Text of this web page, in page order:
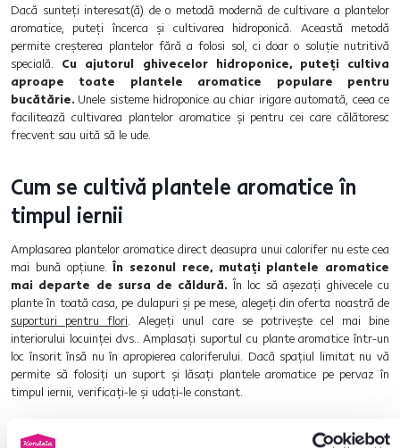
Dacă sunteți interesat(ă) de o metodă modernă de cultivare a plantelor
aromatice, puteți încerca și cultivarea hidroponică. Această metodă
permite creșterea plantelor fără a folosi sol, ci doar o soluție nutritivă
specială. Cu ajutorul ghivecelor hidroponice, puteți cultiva
aproape toate plantele aromatice populare pentru
bucătărie. Unele sisteme hidroponice au chiar irigare automată, ceea ce
facilitează cultivarea plantelor aromatice și pentru cei care călătoresc
frecvent sau uită să le ude.
Cum se cultivă plantele aromatice în
timpul iernii
Amplasarea plantelor aromatice direct deasupra unui calorifer nu este cea
mai bună opțiune.În sezonul rece, mutați plantele aromatice
mai departe de sursa de căldură.În loc să așezați ghivecele cu
plante în toată casa, pe dulapuri și pe mese, alegeți din oferta noastră de
suporturi pentru flori. Alegeți unul care se potrivește cel mai bine
interiorului locuinței dvs.. Amplasați suportul cu plante aromatice într-un
loc însorit însă nu în apropierea caloriferului. Dacă spațiul limitat nu vă
permite să folosiți un suport și lăsați plantele aromatice pe pervaz în
timpul iernii, verificați-le și udați-le constant.